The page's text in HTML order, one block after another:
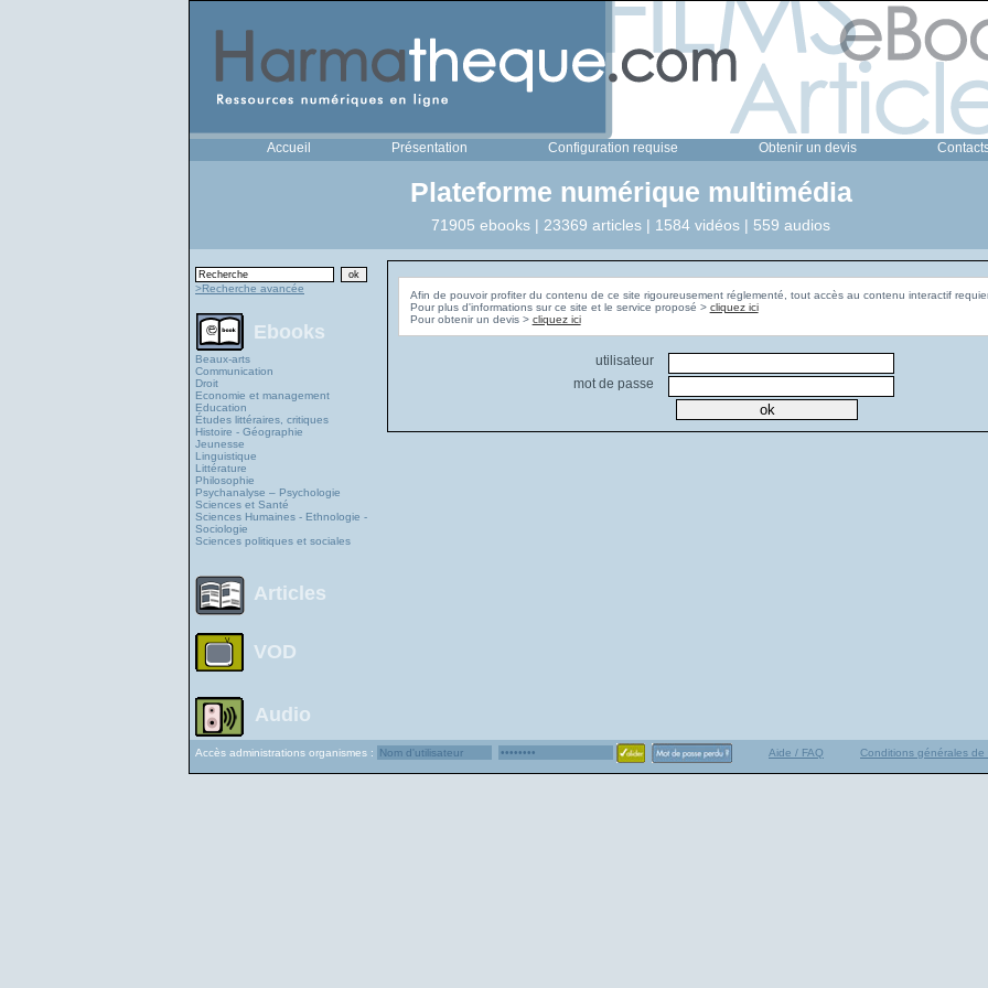
Accueil Présentation Configuration requise Obtenir un devis
Plateforme numérique multimédia
71905 ebooks | 23369 articles | 1584 vidéos | 559 audios
>Recherche avancée
Ebooks
Beaux-arts
Communication
Droit
Economie et management
Education
Études littéraires, critiques
Histoire - Géographie
Jeunesse
Linguistique
Littérature
Philosophie
Psychanalyse – Psychologie
Sciences et Santé
Sciences Humaines - Ethnologie -
Sociologie
Sciences politiques et sociales
Articles
VOD
Audio
Afin de pouvoir profiter du contenu de ce site rigoureusement réglementé, tout accès au contenu interactif
Pour plus d'informations sur ce site et le service proposé > cliquez ici
Pour obtenir un devis > cliquez ici
utilisateur
mot de passe
Accès administrations organismes : Aide / FAQ Conditions générales de